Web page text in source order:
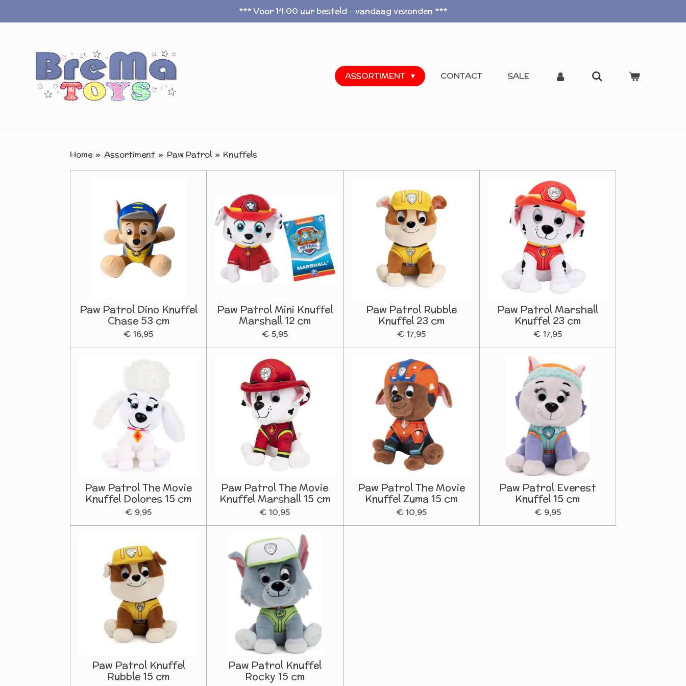
hoofdinhoud
*** Voor 14.00 uur besteld - vandaag vezonden ***
ASSORTIMENT CONTACT SALE
Home » Assortiment » Paw Patrol » Knuffels
Paw Patrol Dino Knuffel
Chase 53 cm
€ 16,95
Paw Patrol Mini Knuffel
Marshall 12 cm
€ 5,95
Paw Patrol Rubble
Knuffel 23 cm
€ 17,95
Paw Patrol Marshall
Knuffel 23 cm
€ 17,95
Paw Patrol The Movie
Knuffel Dolores 15 cm
€ 9,95
Paw Patrol The Movie
Knuffel Marshall 15 cm
€ 10,95
Paw Patrol The Movie
Knuffel Zuma 15 cm
€ 10,95
Paw Patrol Everest
Knuffel 15 cm
€ 9,95
Paw Patrol Knuffel
Rubble 15 cm
Paw Patrol Knuffel
Rocky 15 cm